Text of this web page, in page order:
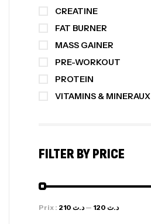
CREATINE
FAT BURNER
MASS GAINER
PRE-WORKOUT
PROTEIN
VITAMINS & MINERAUX
FILTER BY PRICE
Prix : د.ت 120 —د.ت 210